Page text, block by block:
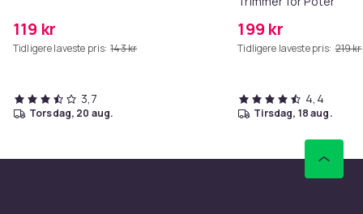
119 kr
Tidligere laveste pris: 143 kr
3,7
torsdag, 20 aug.
199 kr
Tidligere laveste pris: 219 kr
4,4
tirsdag, 18 aug.